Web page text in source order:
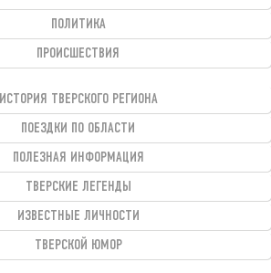
ПОЛИТИКА
ПРОИСШЕСТВИЯ
ИСТОРИЯ ТВЕРСКОГО РЕГИОНА
ПОЕЗДКИ ПО ОБЛАСТИ
ПОЛЕЗНАЯ ИНФОРМАЦИЯ
ТВЕРСКИЕ ЛЕГЕНДЫ
ИЗВЕСТНЫЕ ЛИЧНОСТИ
ТВЕРСКОЙ ЮМОР